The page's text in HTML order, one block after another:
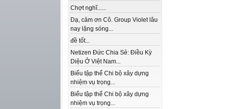
Chợt nghĩ......
Dạ, cảm ơn Cô. Group Violet lâu
nay lặng sóng...
đề tốt...
Netizen Đức Chia Sẻ: Điều Kỳ
Diệu Ở Việt Nam...
Biểu tập thể Chi bộ xây dựng
nhiệm vụ trọng...
Biểu tập thể Chi bộ xây dựng
nhiệm vụ trọng...